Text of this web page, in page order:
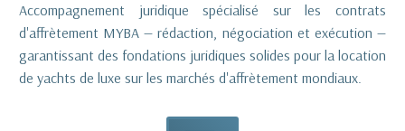
Accompagnement juridique spécialisé sur les contrats
d'affrètement MYBA — rédaction, négociation et exécution —
garantissant des fondations juridiques solides pour la location
de yachts de luxe sur les marchés d'affrètement mondiaux.